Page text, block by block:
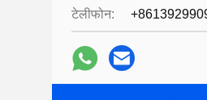
वैक्यूम ग्लास (2)
सामान (5)
टेलीफोन: